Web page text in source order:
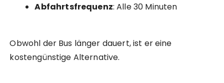
Abfahrtsfrequenz: Alle 30 Minuten
Obwohl der Bus länger dauert, ist er eine
kostengünstige Alternative.